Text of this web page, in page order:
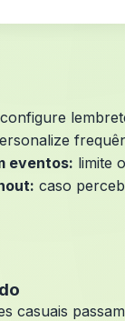
configure
eventos: limite
caso
casuais